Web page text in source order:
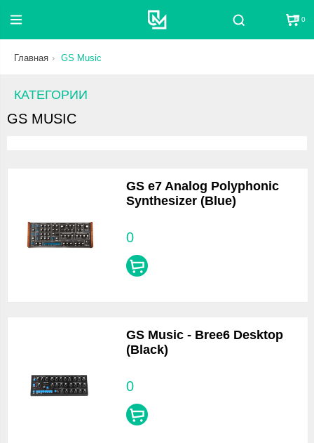
Поиск 0
Главная GS Music
КАТЕГОРИИ
GS MUSIC
GS e7 Analog Polyphonic
Synthesizer (Blue)
0
GS Music - Bree6 Desktop
(Black)
0